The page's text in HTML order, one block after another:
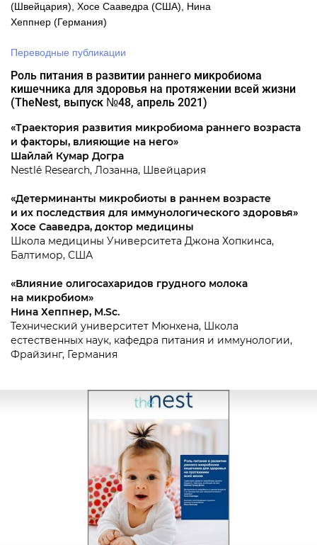
(Швейцария), Хосе Сааведра (США), Нина
Хеппнер (Германия)
Переводные публикации
Роль питания в развитии раннего микробиома
кишечника для здоровья на протяжении всей жизни
(TheNest, выпуск №48, апрель 2021)
«Траектория развития микробиома раннего возраста
и факторы, влияющие на него»
Шайлай Кумар Догра
Nestlé Research, Лозанна, Швейцария
«Детерминанты микробиоты в раннем возрасте
и их последствия для иммунологического здоровья»
Хосе Сааведра, доктор медицины
Школа медицины Университета Джона Хопкинса,
Балтимор, США
«Влияние олигосахаридов грудного молока
на микробиом»
Нина Хеппнер, M.Sc.
Технический университет Мюнхена, Школа
естественных наук, кафедра питания и иммунологии,
Фрайзинг, Германия